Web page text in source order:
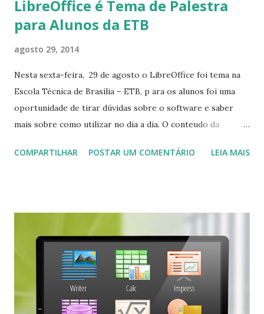
LibreOffice é Tema de Palestra
para Alunos da ETB
agosto 29, 2014
Nesta sexta-feira, 29 de agosto o LibreOffice foi tema na
Escola Técnica de Brasília – ETB, p ara os alunos foi uma
oportunidade de tirar dúvidas sobre o software e saber
mais sobre como utilizar no dia a dia. O conteudo da
historia do aplicativo, O que é o LibreOffice,
demonstração da suíte e da revista LibreOffice Magazine. O
ponto forte foi na questão da segurança dos dados e a
surpresa que os documentos feitos na suíte proprietária
não pertence a eles e sim a Microsoft Office e que todos só
tem a licença de uso enquanto no LibreOffice os
documentos feitos no LibreOffice pertence a eles onde foi
COMPARTILHAR POSTAR UM COMENTÁRIO LEIA MAIS